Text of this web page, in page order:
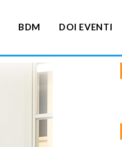
BDM DOI EVENTI